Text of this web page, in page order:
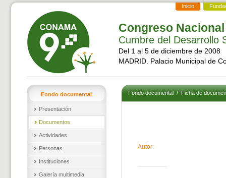
Inicio
Congreso
Cumbre del Desarrollo
Del 1 al 5 de diciembre de 2008
MADRID. Palacio Municipal de
Fondo documental
Presentación
Documentos
Actividades
Personas
Instituciones
Galería multimedia
Fondo documental/Ficha de
Autor: